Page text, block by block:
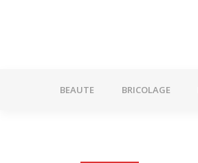
BEAUTE BRICOLAGE